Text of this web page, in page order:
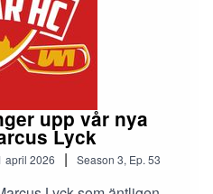
upp vår nya
Lyck
april 2026 | Season 3, Ep. 53